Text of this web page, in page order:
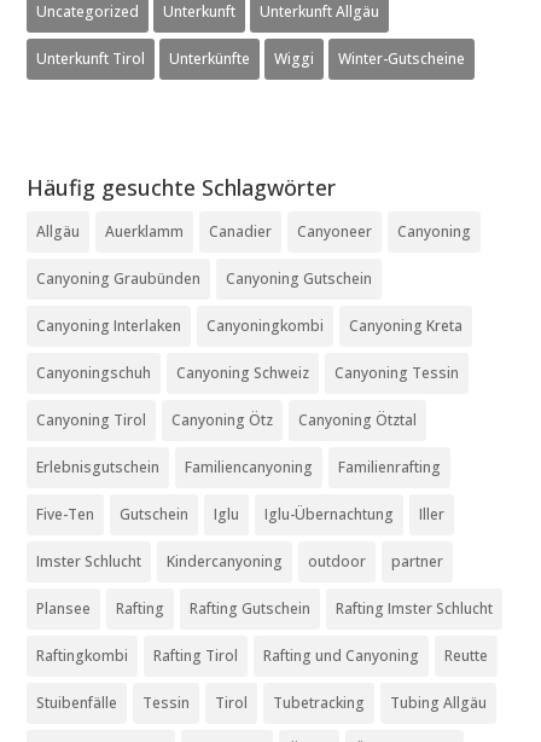
Uncategorized Unterkunft Unterkunft Allgäu
Unterkunft Tirol Unterkünfte Wiggi Winter-Gutscheine
Häufig gesuchte Schlagwörter
Allgäu Auerklamm Canadier Canyoneer Canyoning
Canyoning Graubünden Canyoning Gutschein
Canyoning Interlaken Canyoningkombi Canyoning Kreta
Canyoningschuh Canyoning Schweiz Canyoning Tessin
Canyoning Tirol Canyoning Ötz Canyoning Ötztal
Erlebnisgutschein Familiencanyoning Familienrafting
Five-Ten Gutschein Iglu Iglu-Übernachtung Iller
Imster Schlucht Kindercanyoning outdoor partner
Plansee Rafting Rafting Gutschein Rafting Imster Schlucht
Raftingkombi Rafting Tirol Rafting und Canyoning Reutte
Stuibenfälle Tessin Tirol Tubetracking Tubing Allgäu